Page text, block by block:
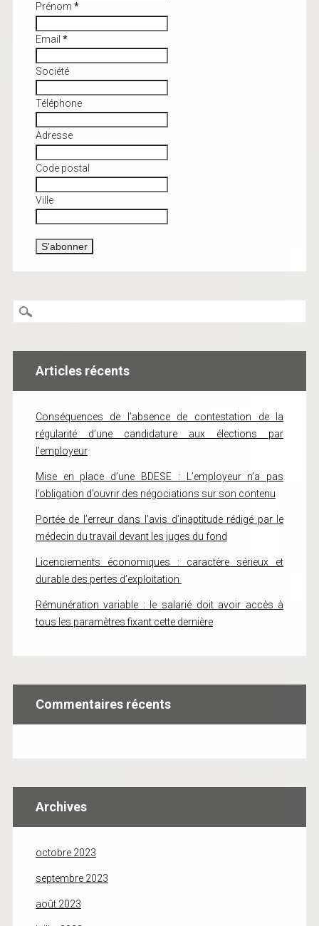
Prénom *
Email *
Société
Téléphone
Adresse
Code postal
Ville
Articles récents
Conséquences de l’absence de contestation de la
régularité d’une candidature aux élections par
l’employeur
Mise en place d’une BDESE : L’employeur n’a pas
l’obligation d’ouvrir des négociations sur son contenu
Portée de l’erreur dans l’avis d’inaptitude rédigé par le
médecin du travail devant les juges du fond
Licenciements économiques : caractère sérieux et
durable des pertes d’exploitation
Rémunération variable : le salarié doit avoir accès à
tous les paramètres fixant cette dernière
Commentaires récents
Archives
octobre 2023
septembre 2023
août 2023